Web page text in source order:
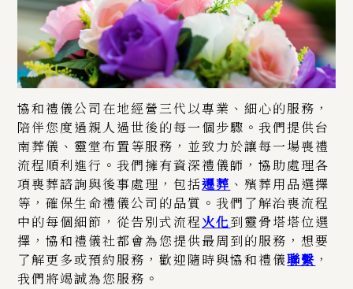
協和禮儀公司在地經營三代以專業、細心的服務，
陪伴您度過親人過世後的每一個步驟。我們提供台
南葬儀、靈堂布置等服務，並致力於讓每一場喪禮
流程順利進行。我們擁有資深禮儀師，協助處理各
項喪葬諮詢與後事處理，包括遷葬 、殯葬用品選擇
等，確保生命禮儀公司的品質。我們了解治喪流程
中的每個細節，從告別式流程火化到靈骨塔塔位選
擇，協和禮儀社都會為您提供最周到的服務，想要
了解更多或預約服務，歡迎隨時與協和禮儀聯繫 ，
我們將竭誠為您服務。